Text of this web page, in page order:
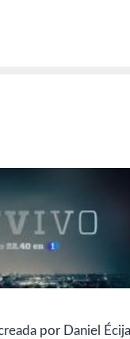
por Daniel